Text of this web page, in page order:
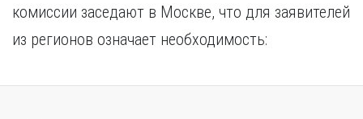
Нижний Новгород
Новокузнецк
Ярославль
комиссии заседают в Москве, что для заявителей
из регионов означает необходимость: